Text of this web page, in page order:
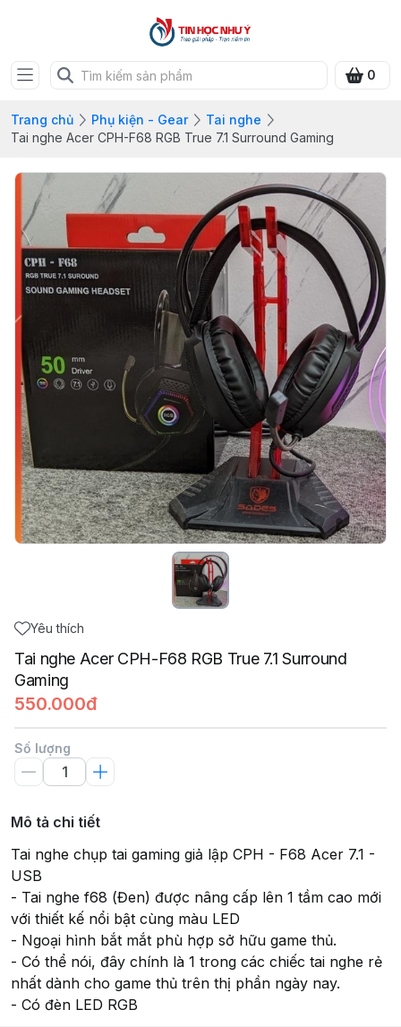
0
Trang chủ Phụ kiện - Gear
Tai nghe
Tai nghe Acer CPH-F68 RGB True 7.1 Surround Gaming
Yêu thích
Tai nghe Acer CPH-F68 RGB True 7.1 Surround
Gaming
550.000đ
Số lượng
Mô tả chi tiết
Tai nghe chụp tai gaming giả lập CPH - F68 Acer 7.1 -
USB
- Tai nghe f68 (Đen) được nâng cấp lên 1 tầm cao mới
với thiết kế nổi bật cùng màu LED
- Ngoại hình bắt mắt phù hợp sở hữu game thủ.
- Có thể nói, đây chính là 1 trong các chiếc tai nghe rẻ
nhất dành cho game thủ trên thị phần ngày nay.
- Có đèn LED RGB